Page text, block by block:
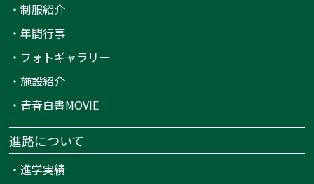
・制服紹介
・年間行事
・ フォトギャラリー
・施設紹介
・ 青春白書MOVIE
進路について
・進学実績